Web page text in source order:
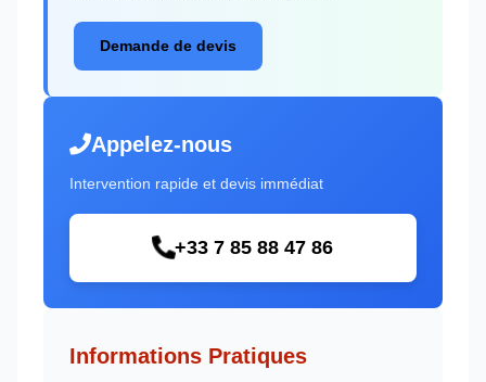
Demande de devis
Appelez-nous
Intervention rapide et devis immédiat
+33 7 85 88 47 86
Informations Pratiques